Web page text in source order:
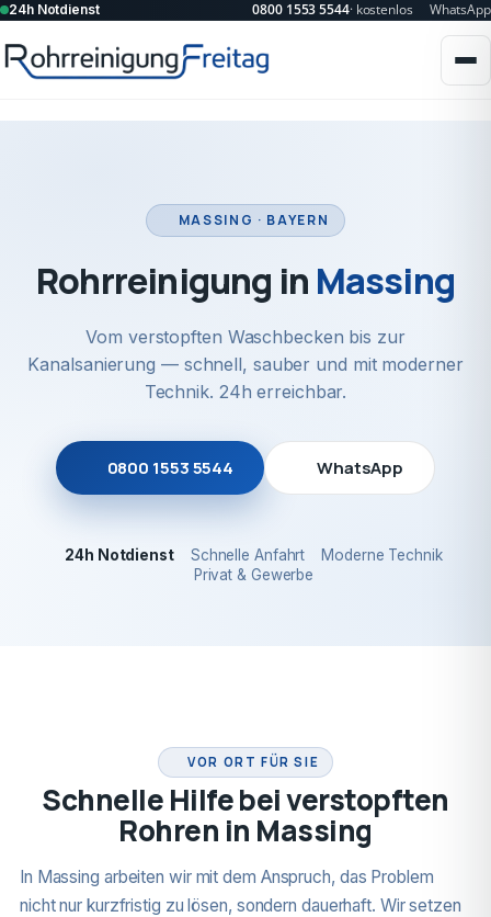
24h Notdienst 0800 1553 5544· kostenlos WhatsApp
MASSING · BAYERN
Rohrreinigung in Massing
Vom verstopften Waschbecken bis zur
Kanalsanierung — schnell, sauber und mit moderner
Technik. 24h erreichbar.
0800 1553 5544 WhatsApp
24h Notdienst Schnelle Anfahrt
Moderne Technik
Privat & Gewerbe
VOR ORT FÜR SIE
Schnelle Hilfe bei verstopften
Rohren in Massing
In Massing arbeiten wir mit dem Anspruch, das Problem
nicht nur kurzfristig zu lösen, sondern dauerhaft. Wir setzen